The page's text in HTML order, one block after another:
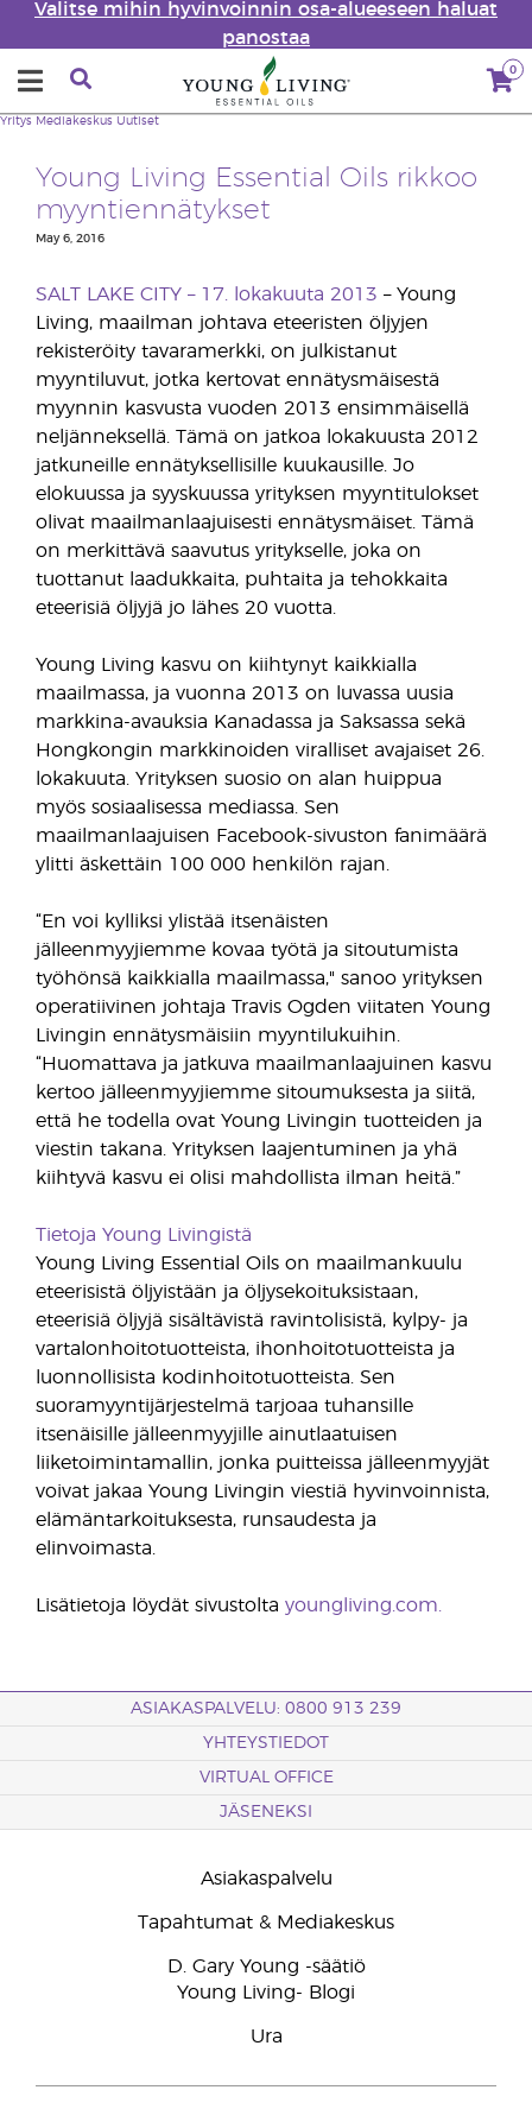
Valitse mihin hyvinvoinnin osa-alueeseen haluat
panostaa
0
Yritys Mediakeskus Uutiset
Young Living Essential Oils rikkoo
myyntiennätykset
May 6, 2016
SALT LAKE CITY – 17. lokakuuta 2013 – Young
Living, maailman johtava eteeristen öljyjen
rekisteröity tavaramerkki, on julkistanut
myyntiluvut, jotka kertovat ennätysmäisestä
myynnin kasvusta vuoden 2013 ensimmäisellä
neljänneksellä. Tämä on jatkoa lokakuusta 2012
jatkuneille ennätyksellisille kuukausille. Jo
elokuussa ja syyskuussa yrityksen myyntitulokset
olivat maailmanlaajuisesti ennätysmäiset. Tämä
on merkittävä saavutus yritykselle, joka on
tuottanut laadukkaita, puhtaita ja tehokkaita
eteerisiä öljyjä jo lähes 20 vuotta.
Young Living kasvu on kiihtynyt kaikkialla
maailmassa, ja vuonna 2013 on luvassa uusia
markkina-avauksia Kanadassa ja Saksassa sekä
Hongkongin markkinoiden viralliset avajaiset 26.
lokakuuta. Yrityksen suosio on alan huippua
myös sosiaalisessa mediassa. Sen
maailmanlaajuisen Facebook-sivuston fanimäärä
ylitti äskettäin 100 000 henkilön rajan.
“En voi kylliksi ylistää itsenäisten
jälleenmyyjiemme kovaa työtä ja sitoutumista
työhönsä kaikkialla maailmassa," sanoo yrityksen
operatiivinen johtaja Travis Ogden viitaten Young
Livingin ennätysmäisiin myyntilukuihin.
“Huomattava ja jatkuva maailmanlaajuinen kasvu
kertoo jälleenmyyjiemme sitoumuksesta ja siitä,
että he todella ovat Young Livingin tuotteiden ja
viestin takana. Yrityksen laajentuminen ja yhä
kiihtyvä kasvu ei olisi mahdollista ilman heitä.”
Tietoja Young Livingistä
Young Living Essential Oils on maailmankuulu
eteerisistä öljyistään ja öljysekoituksistaan,
eteerisiä öljyjä sisältävistä ravintolisistä, kylpy- ja
vartalonhoitotuotteista, ihonhoitotuotteista ja
luonnollisista kodinhoitotuotteista. Sen
suoramyyntijärjestelmä tarjoaa tuhansille
itsenäisille jälleenmyyjille ainutlaatuisen
liiketoimintamallin, jonka puitteissa jälleenmyyjät
voivat jakaa Young Livingin viestiä hyvinvoinnista,
elämäntarkoituksesta, runsaudesta ja
elinvoimasta.
Lisätietoja löydät sivustolta youngliving.com.
ASIAKASPALVELU: 0800 913 239
YHTEYSTIEDOT
VIRTUAL OFFICE
JÄSENEKSI
Asiakaspalvelu
Tapahtumat & Mediakeskus
D. Gary Young -säätiö
Young Living- Blogi
Ura